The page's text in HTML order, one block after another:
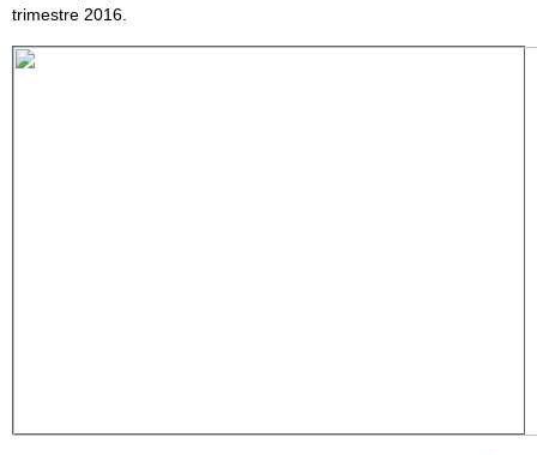
trimestre 2016.